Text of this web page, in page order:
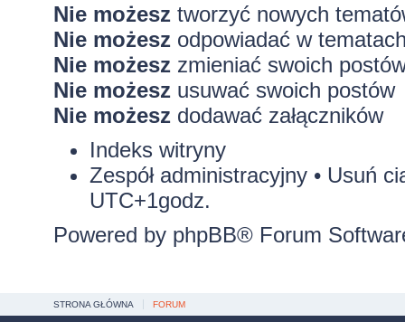
Nie możesztworzyć nowych
Nie możeszodpowiadać w
Nie możeszzmieniać swoich
Nie możeszusuwać swoich postów
Nie możeszdodawać załączników
Indeks witryny
Zespół administracyjny• Usuń
UTC+1godz.
Powered by phpBB® Forum
STRONA GŁÓWNA FORUM